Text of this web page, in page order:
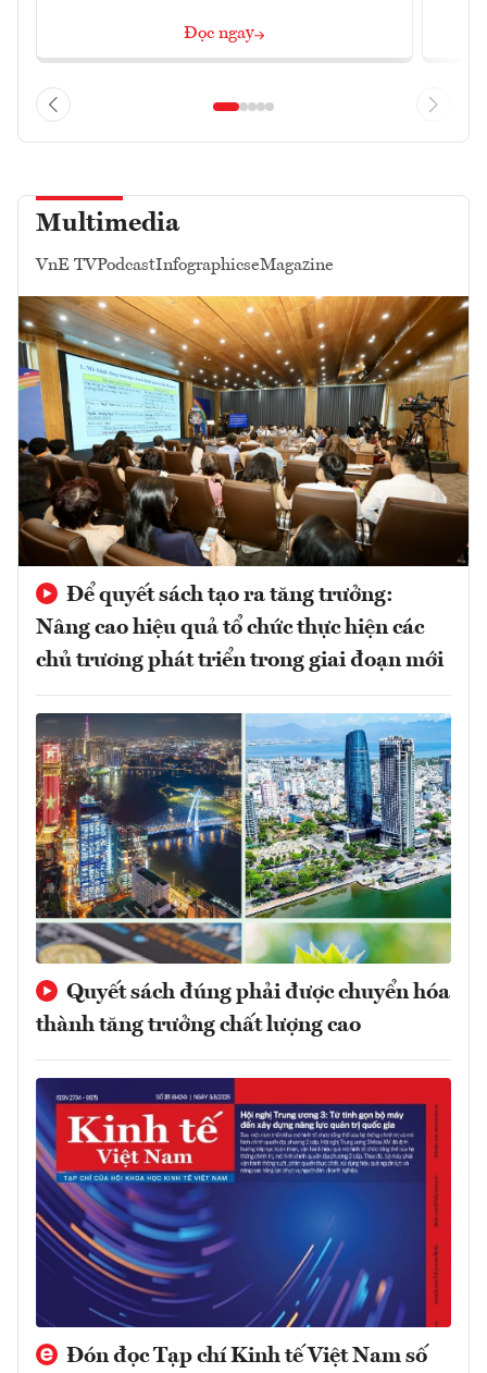
Đọc ngay
Multimedia
VnE TVPodcastInfographicseMagazine
Để quyết sách tạo ra tăng trưởng:
Nâng cao hiệu quả tổ chức thực hiện các
chủ trương phát triển trong giai đoạn mới
Quyết sách đúng phải được chuyển hóa
thành tăng trưởng chất lượng cao
Đón đọc Tạp chí Kinh tế Việt Nam số